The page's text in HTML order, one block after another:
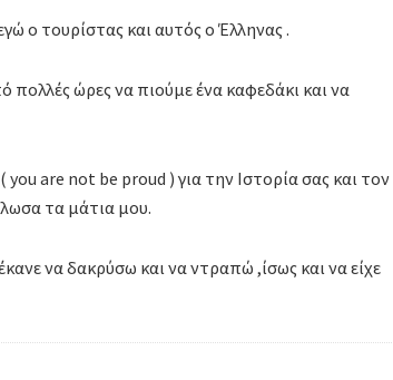
ο τουρίστας και αυτός ο Έλληνας .
ώρες να πιούμε ένα καφεδάκι και να
are not be proud ) για την Ιστορία σας και τον
τα μάτια μου.
να δακρύσω και να ντραπώ ,ίσως και να είχε